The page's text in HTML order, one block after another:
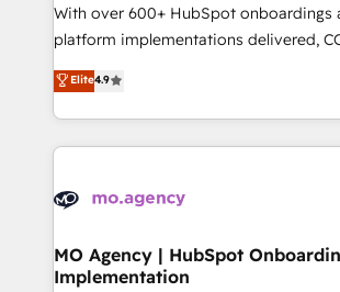
the CRM platform into your digital
you like support in deploying your
to your needs and sales objectives. With
certifications, we are part of the most
services are offered in both English &
With over 600+ HubSpot onboardings
platform implementations delivered,
Elite Solutions Partner for businesses
migrate, replatform, and scale smarter.
in high-impact CRM and CMS
onboarding from platforms like
WordPress and legacy CRMs, turning
architectures that accelerate revenue
performance. - Multi-object CRM migration, cleanup,
Elite4.9
MO Agency | HubSpot
Implementation